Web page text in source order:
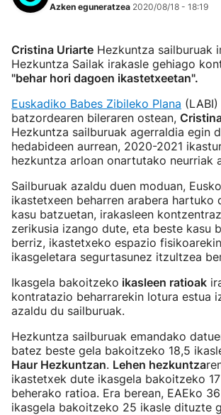
Azken eguneratzea 2020/08/18 - 18:19
Cristina Uriarte Hezkuntza sailburuak
Hezkuntza Sailak irakasle gehiago
"behar hori dagoen ikastetxeetan".
Euskadiko Babes Zibileko Plana
batzordearen bileraren ostean,
Hezkuntza sailburuak agerraldia egin
hedabideen aurrean, 2020-2021
hezkuntza arloan onartutako neurriak
Sailburuak azaldu duen moduan,
ikastetxeen beharren arabera hartuko
kasu batzuetan, irakasleen
zerikusia izango dute, eta beste kasu
berriz, ikastetxeko espazio
ikasgeletara segurtasunez itzultzea
Ikasgela bakoitzeko ikasleen ratioak
kontratazio beharrarekin lotura estua
azaldu du sailburuak.
Hezkuntza sailburuak emandako
batez beste gela bakoitzeko 18,5
Haur Hezkuntzan. Lehen hezkuntza
ikastetxek dute ikasgela bakoitzeko
beherako ratioa. Era berean, EAEko
ikasgela bakoitzeko 25 ikasle dituzte